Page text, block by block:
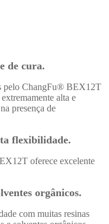
de cura.
pelo ChangFu® BEX12T
alta e
presença de
flexibilidade.
oferece excelente
orgânicos.
com muitas resinas